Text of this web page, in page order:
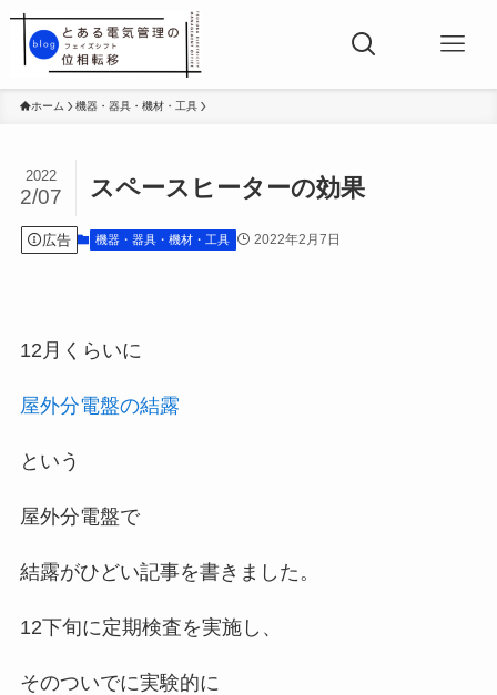
ホーム 機器・器具・機材・工具
スペースヒーターの効果
2022
2/07
広告 機器・器具・機材・工具 2022年2月7日
12月くらいに
屋外分電盤の結露
という
屋外分電盤で
結露がひどい記事を書きました。
12下旬に定期検査を実施し、
そのついでに実験的に